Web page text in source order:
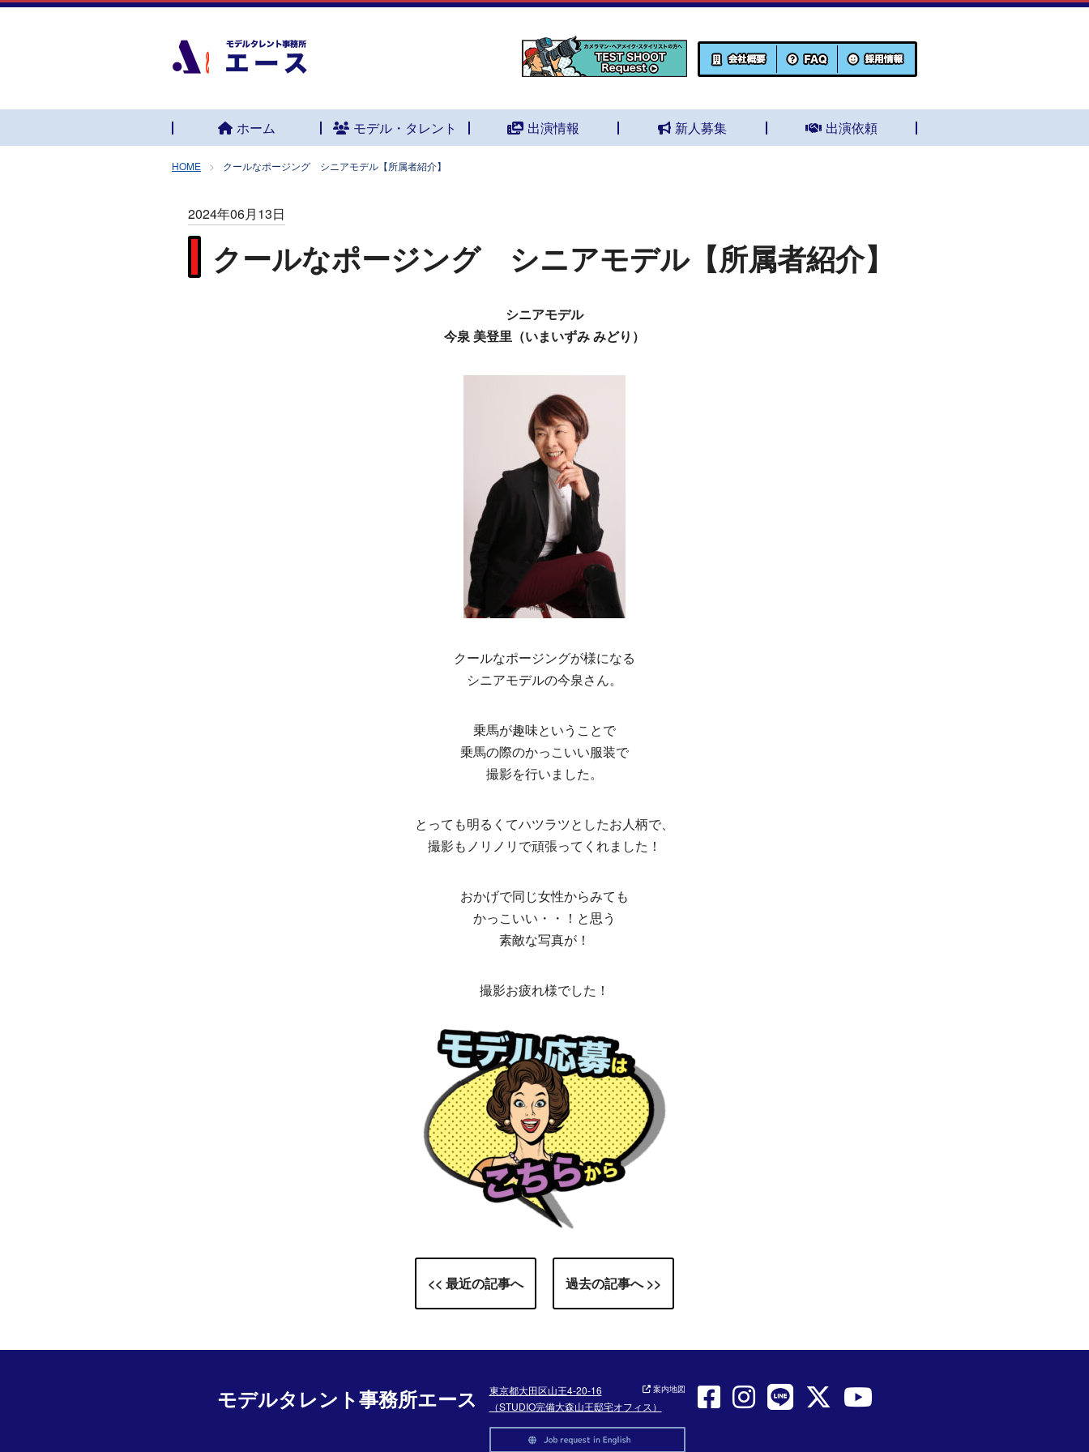
ホーム モデル・タレント 出演情報 新人募集 出演依頼
HOME クールなポージング シニアモデル【所属者紹介】
2024年06月13日
クールなポージング シニアモデル【所属者紹介】
シニアモデル
今泉 美登里（いまいずみ みどり）
クールなポージングが様になる
シニアモデルの今泉さん。
乗馬が趣味ということで
乗馬の際のかっこいい服装で
撮影を行いました。
とっても明るくてハツラツとしたお人柄で、
撮影もノリノリで頑張ってくれました！
おかげで同じ女性からみても
かっこいい・・！と思う
素敵な写真が！
撮影お疲れ様でした！
<< 最近の記事へ 過去の記事へ >>
モデルタレント事務所エース
東京都大田区山王4-20-16
（STUDIO完備大森山王邸宅オフィス）
案内地図